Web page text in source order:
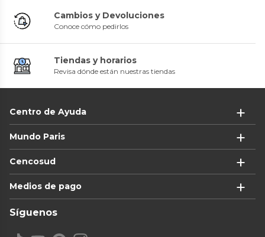
Cambios y Devoluciones
Conoce cómo pedirlos
Tiendas y horarios
Revisa dónde están nuestras tiendas
Centro de Ayuda
Mundo Paris
Cencosud
Medios de pago
Síguenos